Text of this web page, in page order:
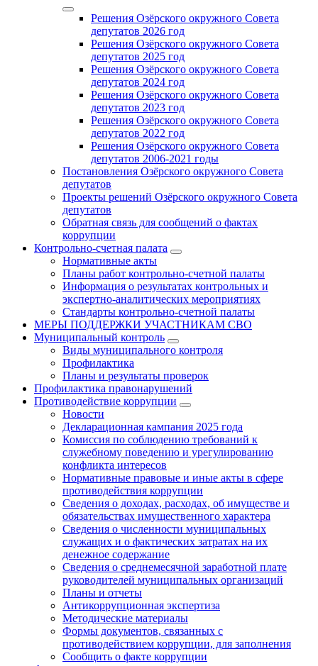
Решения Озёрского окружного Совета
депутатов 2026 год
Решения Озёрского окружного Совета
депутатов 2025 год
Решения Озёрского окружного Совета
депутатов 2024 год
Решения Озёрского окружного Совета
депутатов 2023 год
Решения Озёрского окружного Совета
депутатов 2022 год
Решения Озёрского окружного Совета
депутатов 2006-2021 годы
Постановления Озёрского окружного Совета
депутатов
Проекты решений Озёрского окружного Совета
депутатов
Обратная связь для сообщений о фактах
коррупции
Контрольно-счетная палата
Нормативные акты
Планы работ контрольно-счетной палаты
Информация о результатах контрольных и
экспертно-аналитических мероприятиях
Стандарты контрольно-счетной палаты
МЕРЫ ПОДДЕРЖКИ УЧАСТНИКАМ СВО
Муниципальный контроль
Виды муниципального контроля
Профилактика
Планы и результаты проверок
Профилактика правонарушений
Противодействие коррупции
Новости
Декларационная кампания 2025 года
Комиссия по соблюдению требований к
служебному поведению и урегулированию
конфликта интересов
Нормативные правовые и иные акты в сфере
противодействия коррупции
Сведения о доходах, расходах, об имуществе и
обязательствах имущественного характера
Сведения о численности муниципальных
служащих и о фактических затратах на их
денежное содержание
Сведения о среднемесячной заработной плате
руководителей муниципальных организаций
Планы и отчеты
Антикоррупционная экспертиза
Методические материалы
Формы документов, связанных с
противодействием коррупции, для заполнения
Сообщить о факте коррупции